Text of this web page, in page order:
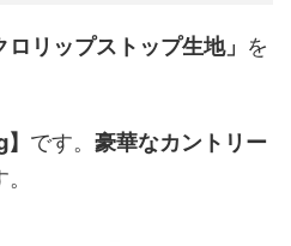
ロリップストップ生地」 を
です。 豪華なカントリー